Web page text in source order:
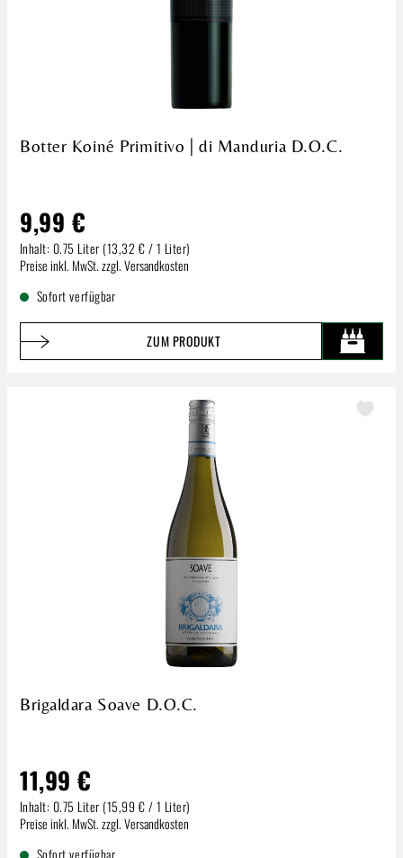
Botter Koiné Primitivo | di Manduria D.O.C.
9,99 €
Inhalt: 0.75 Liter (13,32 € / 1 Liter)
Regulärer Preis:
Preise inkl. MwSt. zzgl. Versandkosten
Sofort verfügbar
ZUM PRODUKT
Brigaldara Soave D.O.C.
11,99 €
Inhalt: 0.75 Liter (15,99 € / 1 Liter)
Regulärer Preis:
Preise inkl. MwSt. zzgl. Versandkosten
Sofort verfügbar